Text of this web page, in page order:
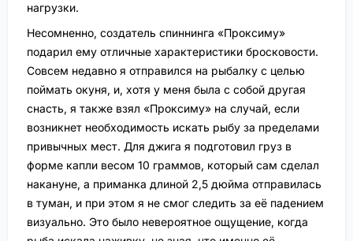
нагрузки.
Несомненно, создатель спиннинга «Проксиму»
подарил ему отличные характеристики бросковости.
Совсем недавно я отправился на рыбалку с целью
поймать окуня, и, хотя у меня была с собой другая
снасть, я также взял «Проксиму» на случай, если
возникнет необходимость искать рыбу за пределами
привычных мест. Для джига я подготовил груз в
форме капли весом 10 граммов, который сам сделал
накануне, а приманка длиной 2,5 дюйма отправилась
в туман, и при этом я не смог следить за её падением
визуально. Это было невероятное ощущение, когда